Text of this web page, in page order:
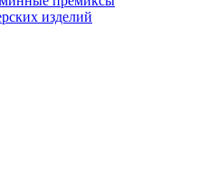
изделий